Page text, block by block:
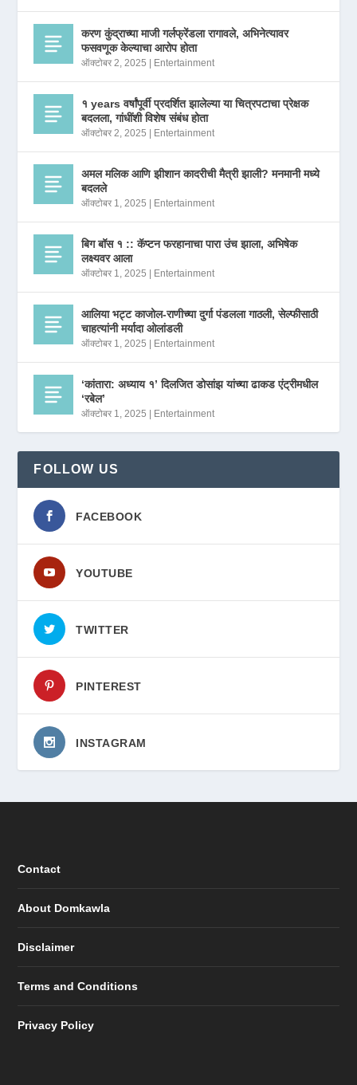
करण कुंद्राच्या माजी गर्लफ्रेंडला रागावले, अभिनेत्यावर
फसवणूक केल्याचा आरोप होता
ऑक्टोबर 2, 2025 Entertainment
१ years वर्षांपूर्वी प्रदर्शित झालेल्या या चित्रपटाचा प्रेक्षक
बदलला, गांधींशी विशेष संबंध होता
ऑक्टोबर 2, 2025 Entertainment
अमल मलिक आणि झीशान कादरीची मैत्री झाली? मनमानी मध्ये
बदलले
ऑक्टोबर 1, 2025 Entertainment
बिग बॉस १ :: कॅप्टन फरहानाचा पारा उंच झाला, अभिषेक
लक्ष्यवर आला
ऑक्टोबर 1, 2025 Entertainment
आलिया भट्ट काजोल-राणीच्या दुर्गा पंडलला गाठली, सेल्फीसाठी
चाहत्यांनी मर्यादा ओलांडली
ऑक्टोबर 1, 2025 Entertainment
‘कांतारा: अध्याय १’ दिलजित डोसांझ यांच्या ढाकड एंट्रीमधील
‘रबेल’
ऑक्टोबर 1, 2025 Entertainment
FOLLOW US
FACEBOOK
YOUTUBE
TWITTER
PINTEREST
INSTAGRAM
Contact
About Domkawla
Disclaimer
Terms and Conditions
Privacy Policy